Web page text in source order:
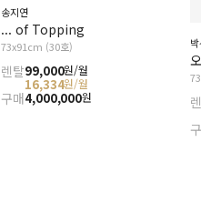
송지연
... of Topping
73x91cm (30호)
렌탈99,000원/월
16,334원/월
구매4,000,000원